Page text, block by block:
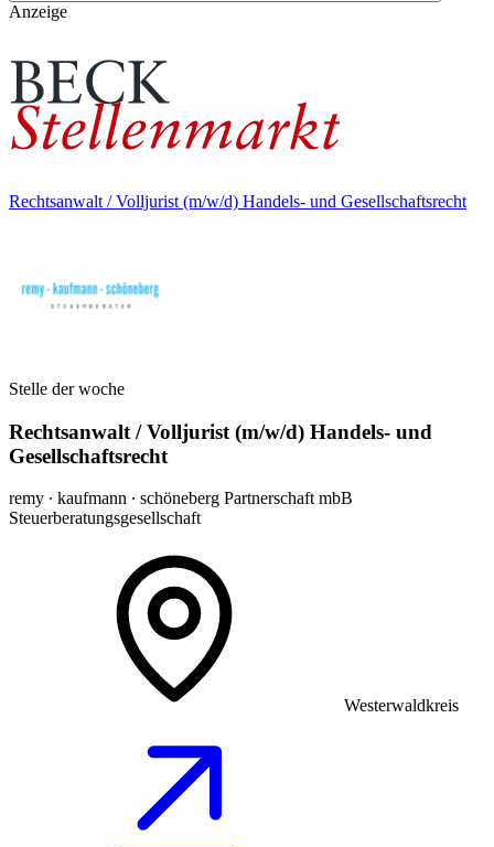
Anzeige
Rechtsanwalt / Volljurist (m/w/d) Handels- und Gesellschaftsrecht
Stelle der woche
Rechtsanwalt / Volljurist (m/w/d) Handels- und
Gesellschaftsrecht
remy ∙ kaufmann ∙ schöneberg Partnerschaft mbB
Steuerberatungsgesellschaft
Westerwaldkreis